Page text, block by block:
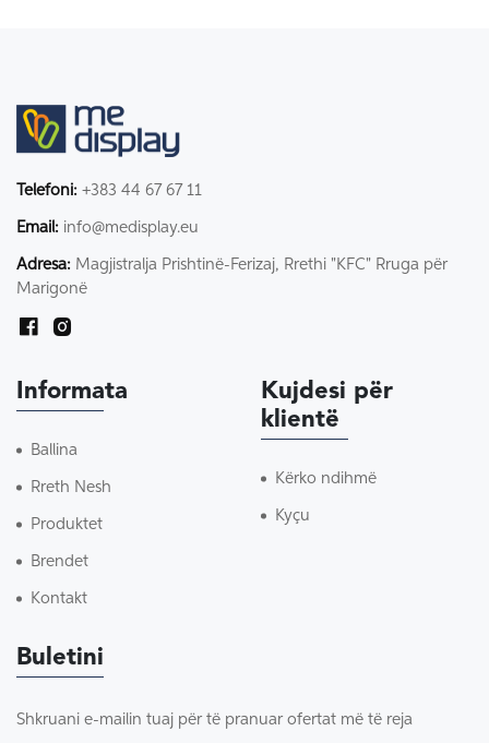
Telefoni: +383 44 67 67 11
Email: info@medisplay.eu
Adresa: Magjistralja Prishtinë-Ferizaj, Rrethi "KFC" Rruga për
Marigonë
Informata
Ballina
Rreth Nesh
Produktet
Brendet
Kontakt
Kujdesi për
klientë
Kërko ndihmë
Kyçu
Buletini
Shkruani e-mailin tuaj për të pranuar ofertat më të reja